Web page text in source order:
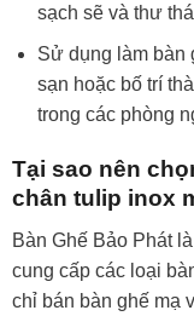
sạch sẽ và thư
Sử dụng làm bàn
sạn hoặc bố trí
trong các phòng
Tại sao nên
chân tulip inox
Bàn Ghế Bảo Phát
cung cấp các loại
chỉ bán bàn ghế mạ